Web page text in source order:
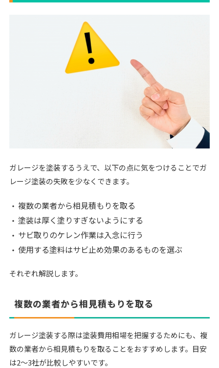
ガレージを塗装するうえで、以下の点に気をつけることでガ
レージ塗装の失敗を少なくできます。
複数の業者から相見積もりを取る
塗装は厚く塗りすぎないようにする
サビ取りのケレン作業は入念に行う
使用する塗料はサビ止め効果のあるものを選ぶ
それぞれ解説します。
複数の業者から相見積もりを取る
ガレージ塗装する際は塗装費用相場を把握するためにも、複
数の業者から相見積もりを取ることをおすすめします。目安
は2〜3社が比較しやすいです。